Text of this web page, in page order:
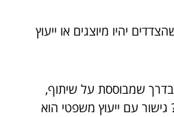
יהיו מיוצגים או ייעוץ
שמבוססת על שיתוף,
גישור עם ייעוץ משפטי הוא